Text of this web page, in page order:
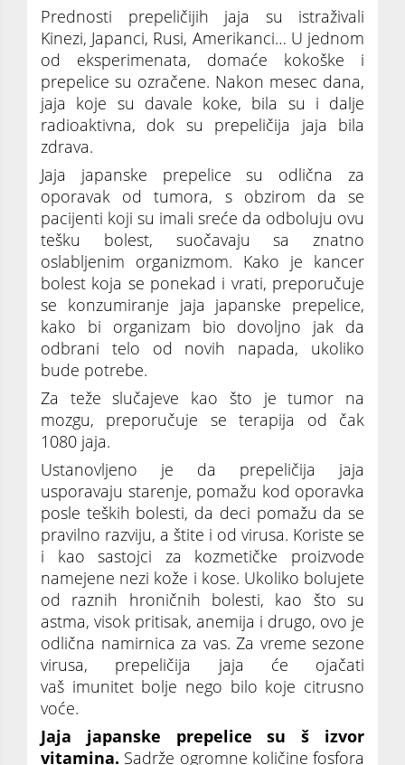
Prednosti prepeličijih jaja su istraživali
Kinezi, Japanci, Rusi, Amerikanci… U jednom
od eksperimenata, domaće kokoške i
prepelice su ozračene. Nakon mesec dana,
jaja koje su davale koke, bila su i dalje
radioaktivna, dok su prepeličija jaja bila
zdrava.
Jaja japanske prepelice su odlična za
oporavak od tumora, s obzirom da se
pacijenti koji su imali sreće da odboluju ovu
tešku bolest, suočavaju sa znatno
oslabljenim organizmom. Kako je kancer
bolest koja se ponekad i vrati, preporučuje
se konzumiranje jaja japanske prepelice,
kako bi organizam bio dovoljno jak da
odbrani telo od novih napada, ukoliko
bude potrebe.
Za teže slučajeve kao što je tumor na
mozgu, preporučuje se terapija od čak
1080 jaja.
Ustanovljeno je da prepeličija jaja
usporavaju starenje, pomažu kod oporavka
posle teških bolesti, da deci pomažu da se
pravilno razviju, a štite i od virusa. Koriste se
i kao sastojci za kozmetičke proizvode
namejene nezi kože i kose. Ukoliko bolujete
od raznih hroničnih bolesti, kao što su
astma, visok pritisak, anemija i drugo, ovo je
odlična namirnica za vas. Za vreme sezone
virusa, prepeličija jaja će ojačati
vaš imunitet bolje nego bilo koje citrusno
voće.
Jaja japanske prepelice su š izvor
vitamina. Sadrže ogromne količine fosfora